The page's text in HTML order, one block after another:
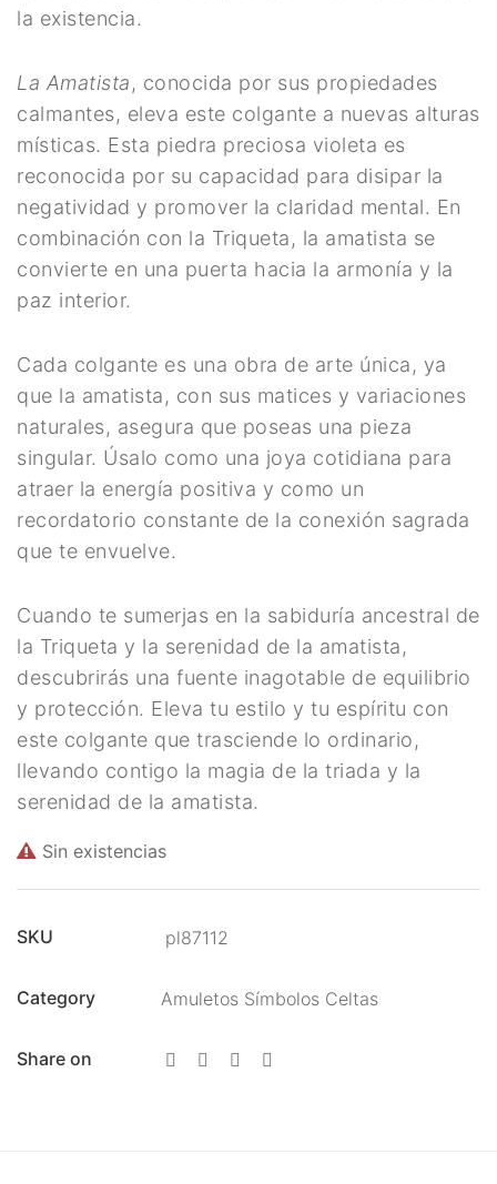
Aceites para ritual
Aguas para Ritual
Baños y Despojos
Hierbas y Plantas para
Ritual
Inciensos y Resinas para
Ritual
Cartas de Tarot
Chakras
Minerales Mágicos
Para Estudios
Para La Salud
Para Limpieza De Malas
Energías
Para Protegerse Contra La
Envidia
Péndulos, Runas y
Cartas de Tarot
Perfumes Mágicos
Reiki, Minerales Y
la existencia.
La Amatista, conocida por sus propiedades
calmantes, eleva este colgante a nuevas alturas
místicas. Esta piedra preciosa violeta es
reconocida por su capacidad para disipar la
negatividad y promover la claridad mental. En
combinación con la Triqueta, la amatista se
convierte en una puerta hacia la armonía y la
paz interior.
Cada colgante es una obra de arte única, ya
que la amatista, con sus matices y variaciones
naturales, asegura que poseas una pieza
singular. Úsalo como una joya cotidiana para
atraer la energía positiva y como un
recordatorio constante de la conexión sagrada
que te envuelve.
Cuando te sumerjas en la sabiduría ancestral de
la Triqueta y la serenidad de la amatista,
descubrirás una fuente inagotable de equilibrio
y protección. Eleva tu estilo y tu espíritu con
este colgante que trasciende lo ordinario,
llevando contigo la magia de la triada y la
serenidad de la amatista.
Sin existencias
SKU pl87112
Category Amuletos Símbolos Celtas
Share on